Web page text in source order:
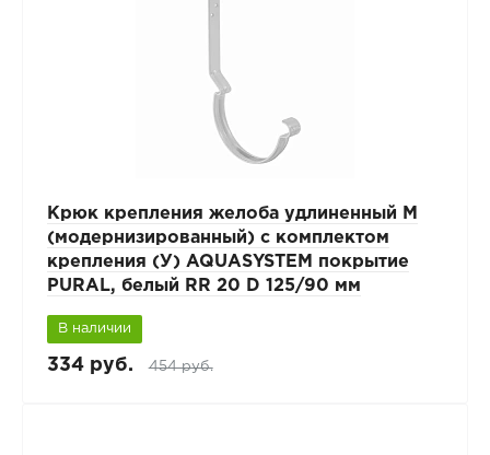
Крюк крепления желоба удлиненный М
(модернизированный) с комплектом
крепления (У) AQUASYSTEM покрытие
PURAL, белый RR 20 D 125/90 мм
В наличии
334 руб. 454 руб.